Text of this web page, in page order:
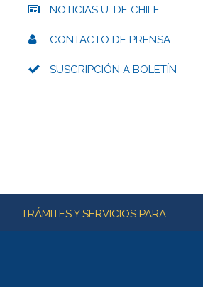
NOTICIAS U. DE CHILE
CONTACTO DE PRENSA
SUSCRIPCIÓN A BOLETÍN
Más información
TRÁMITES Y SERVICIOS PARA